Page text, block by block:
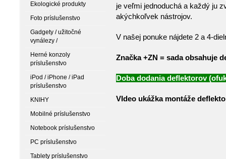
Ekologické produkty
Foto príslušenstvo
Gadgety / užitočné
vynálezy /
Herné konzoly
príslušenstvo
iPod / iPhone / iPad
príslušenstvo
KNIHY
Mobilné príslušenstvo
Notebook príslušenstvo
PC príslušenstvo
Tablety príslušenstvo
je veľmi jednoduchá a každý ju
akýchkoľvek nástrojov.
V našej ponuke nájdete 2 a 4-
Značka +ZN = sada obsahuje
Doba dodania deflektorov
VIdeo ukážka montáže